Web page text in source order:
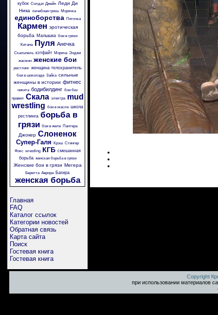
кубок Солдат Джейн
Леди Ди
Ника лечебная грязь Морячка
единоборства Пяточка
Кармен эротическая
борьба Малышка бои в грязи
Китана Пуля Анечка
Скальпель кэтфайт Моряча Энджи
жасмин женские бои
рестлинг женщина телохранитель
бои в шоколаде Зайка сильные
женщины в истории фитнес
никита бодибилдинг бои без
правил Скала электра
mud
wrestling бои в масле школа
рестлинга борьба в
грязи бои в желе Пантера
Джокер Слоненок
Супер-Галя Крэш Стингер
Фокс wrestling КГБ смешанная
борьба женская борьба в грязи
Женские бои в грязи Мегера
Беретта Аврора Багира
женская борьба
Главная
FAQ
Каталог ссылок
Категории новостей
Обратная связь
Карта сайта
Поиск
Гостевая книга
Гостевая книга
Copyright
при использовании материалов